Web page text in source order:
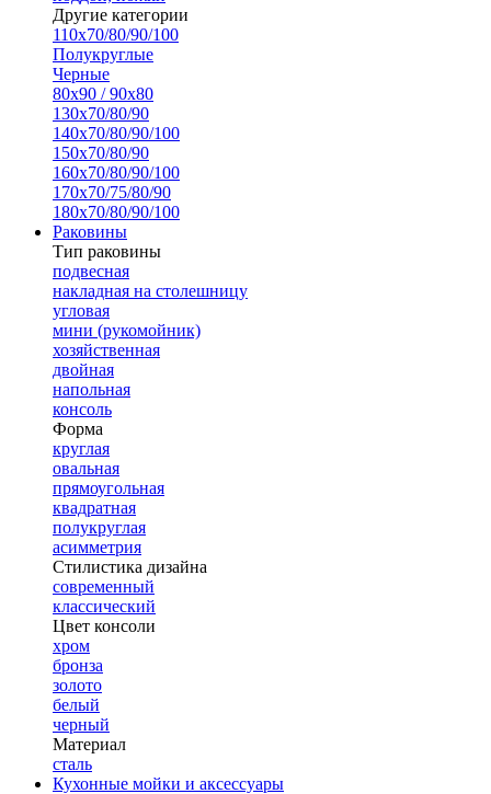
Другие категории
110х70/80/90/100
Полукруглые
Черные
80х90 / 90х80
130х70/80/90
140х70/80/90/100
150х70/80/90
160х70/80/90/100
170х70/75/80/90
180х70/80/90/100
Раковины
Тип раковины
подвесная
накладная на столешницу
угловая
мини (рукомойник)
хозяйственная
двойная
напольная
консоль
Форма
круглая
овальная
прямоугольная
квадратная
полукруглая
асимметрия
Стилистика дизайна
современный
классический
Цвет консоли
хром
бронза
золото
белый
черный
Материал
сталь
Кухонные мойки и аксессуары